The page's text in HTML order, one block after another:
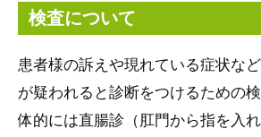
検査について
患者様の訴えや現れている症状な
が疑われると診断をつけるための
体的には直腸診（肛門から指を入